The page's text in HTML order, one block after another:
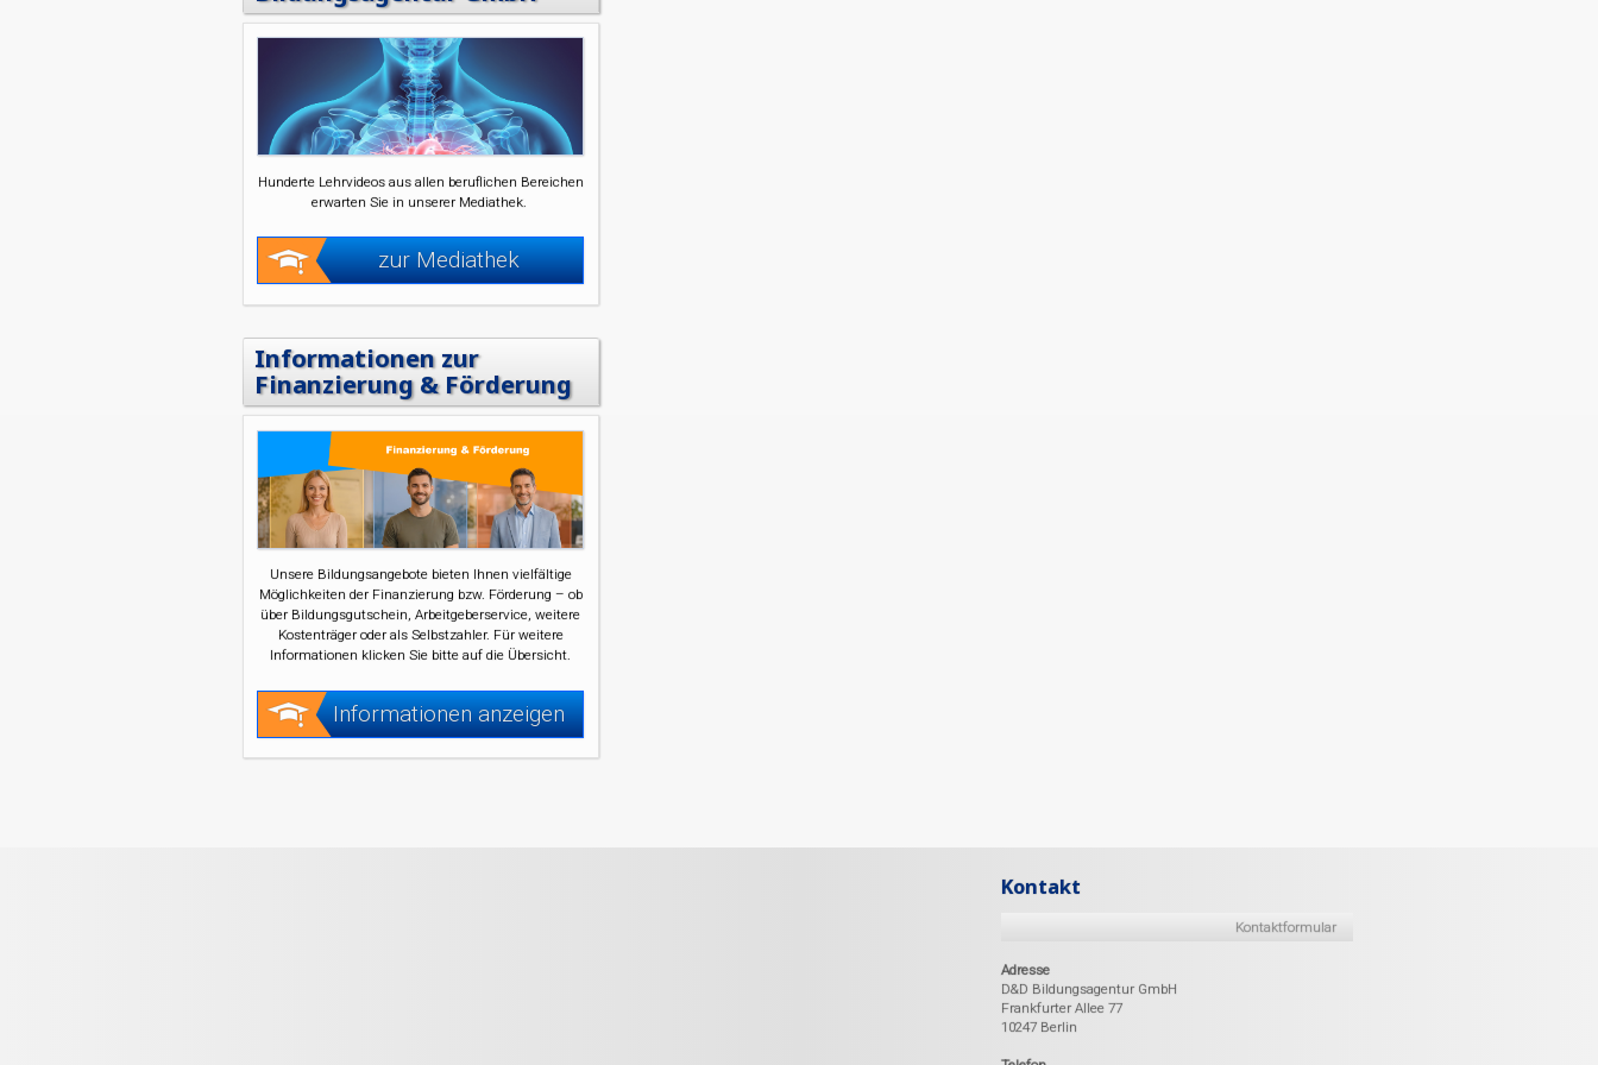
Hunderte Lehrvideos aus allen beruflichen Bereichen
erwarten Sie in unserer Mediathek.
zur Mediathek
Informationen zur
Finanzierung & Förderung
Unsere Bildungsangebote bieten Ihnen vielfältige
Möglichkeiten der Finanzierung bzw. Förderung – ob
über Bildungsgutschein, Arbeitgeberservice, weitere
Kostenträger oder als Selbstzahler. Für weitere
Informationen klicken Sie bitte auf die Übersicht.
Informationen anzeigen
Kontakt
Kontaktformular
Adresse
D&D Bildungsagentur GmbH
Frankfurter Allee 77
10247 Berlin